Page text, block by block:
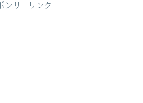
ンサーリンク